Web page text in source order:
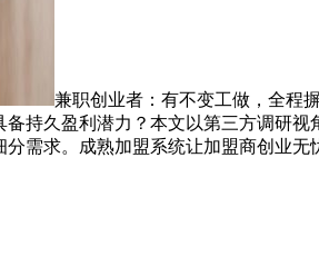
兼职创业者：有不变工做，全程
持久盈利潜力？本文以第三方调研
需求。成熟加盟系统让加盟商创业